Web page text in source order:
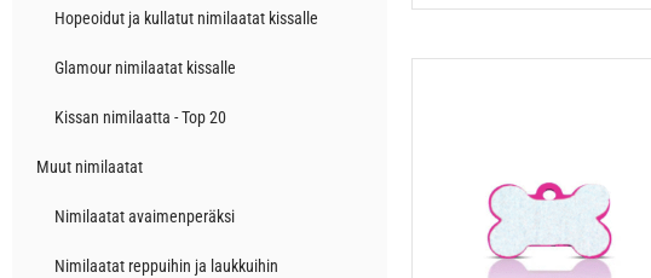
Hopeoidut ja kullatut nimilaatat kissalle
Glamour nimilaatat kissalle
Kissan nimilaatta - Top 20
Muut nimilaatat
Nimilaatat avaimenperäksi
Nimilaatat reppuihin ja laukkuihin
/ 5